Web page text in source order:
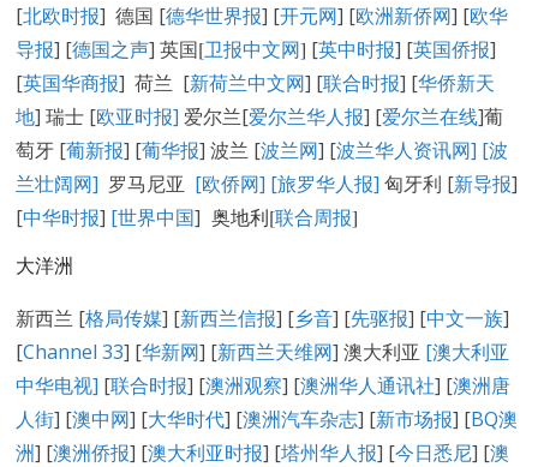
[北欧时报] 德国 [德华世界报] [开元网] [欧洲新侨网] [欧华
导报] [德国之声] 英国[卫报中文网] [英中时报] [英国侨报]
[英国华商报] 荷兰 [新荷兰中文网] [联合时报] [华侨新天
地] 瑞士 [欧亚时报] 爱尔兰[爱尔兰华人报] [爱尔兰在线]葡
萄牙 [葡新报] [葡华报] 波兰 [波兰网] [波兰华人资讯网] [波
兰壮阔网] 罗马尼亚 [欧侨网] [旅罗华人报] 匈牙利 [新导报]
[中华时报] [世界中国] 奥地利[联合周报]
大洋洲
新西兰 [格局传媒] [新西兰信报] [乡音] [先驱报] [中文一族]
[Channel 33] [华新网] [新西兰天维网] 澳大利亚 [澳大利亚
中华电视] [联合时报] [澳洲观察] [澳洲华人通讯社] [澳洲唐
人街] [澳中网] [大华时代] [澳洲汽车杂志] [新市场报] [BQ澳
洲] [澳洲侨报] [澳大利亚时报] [塔州华人报] [今日悉尼] [澳